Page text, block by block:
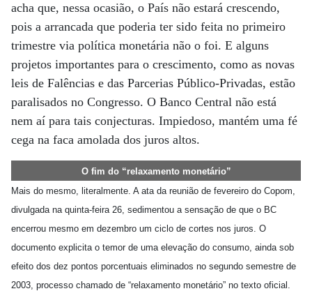
acha que, nessa ocasião, o País não estará crescendo,
pois a arrancada que poderia ter sido feita no primeiro
trimestre via política monetária não o foi. E alguns
projetos importantes para o crescimento, como as novas
leis de Falências e das Parcerias Público-Privadas, estão
paralisados no Congresso. O Banco Central não está
nem aí para tais conjecturas. Impiedoso, mantém uma fé
cega na faca amolada dos juros altos.
O fim do “relaxamento monetário”
Mais do mesmo, literalmente. A ata da reunião de fevereiro do Copom,
divulgada na quinta-feira 26, sedimentou a sensação de que o BC
encerrou mesmo em dezembro um ciclo de cortes nos juros. O
documento explicita o temor de uma elevação do consumo, ainda sob
efeito dos dez pontos porcentuais eliminados no segundo semestre de
2003, processo chamado de “relaxamento monetário” no texto oficial.